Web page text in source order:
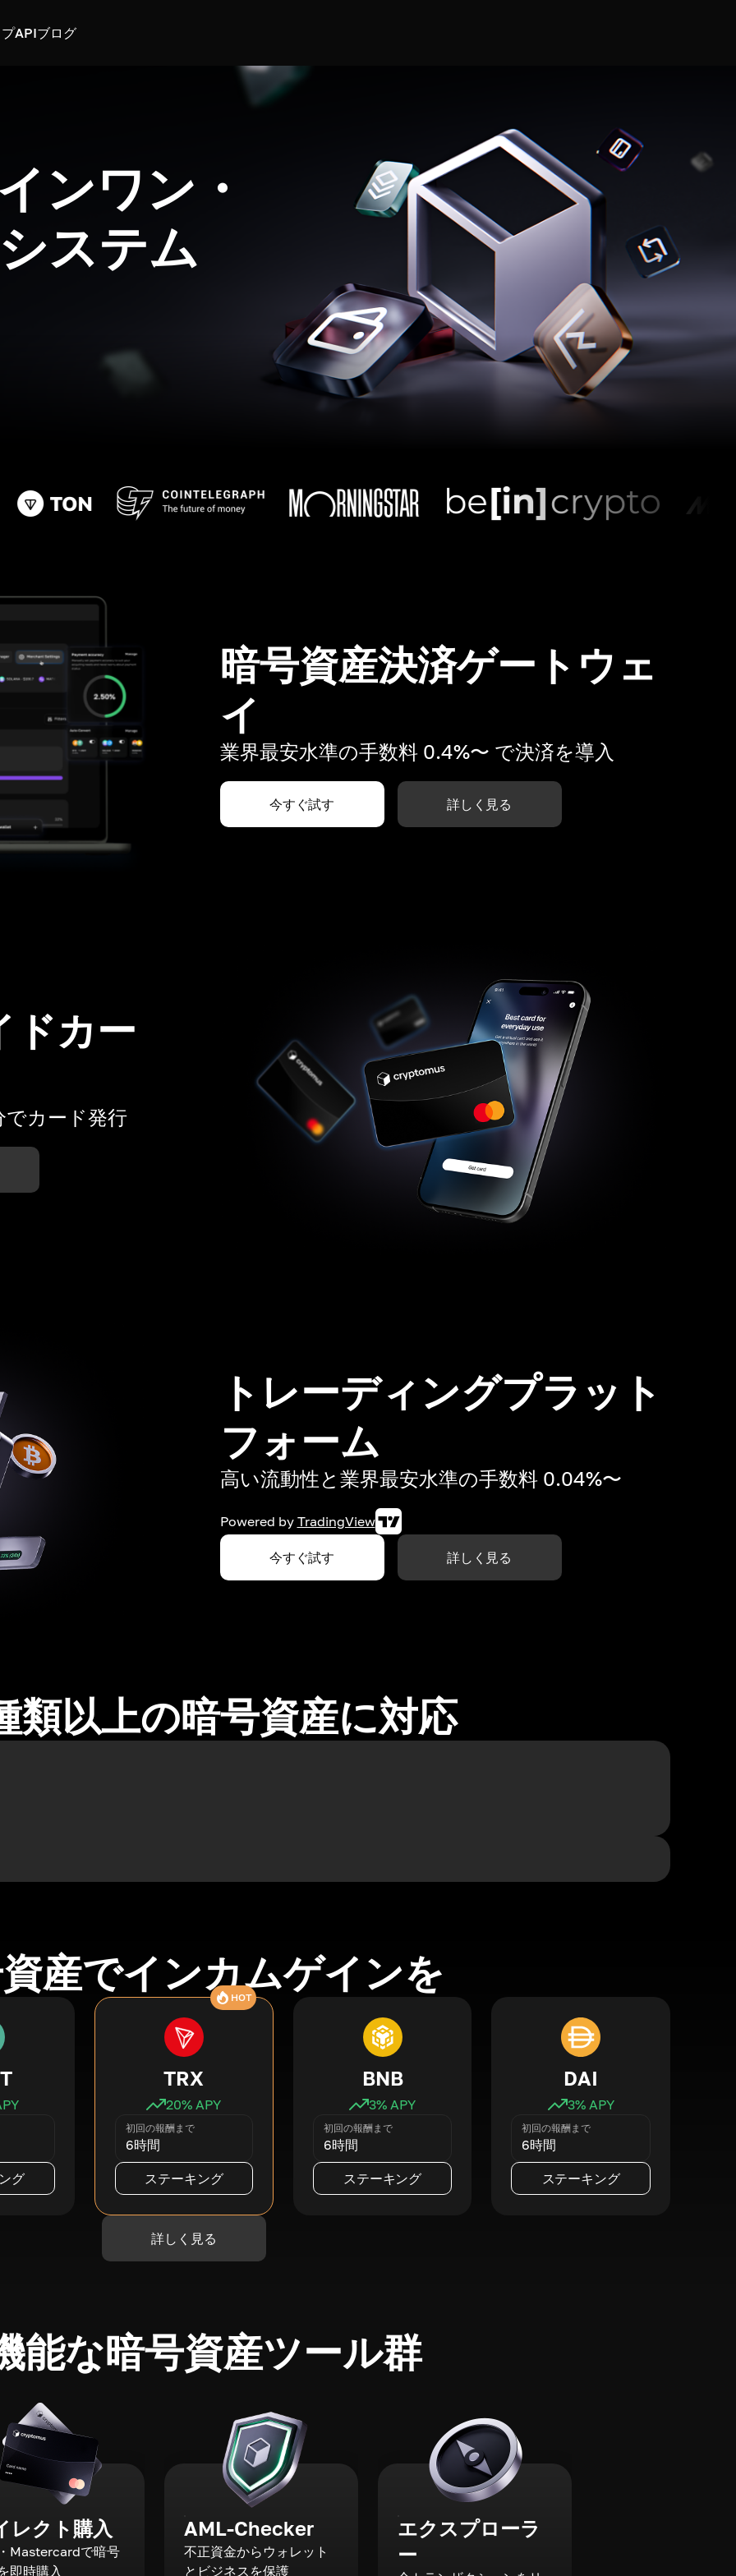
APIブログ
ンワン・
ステム
暗号資産決済ゲートウェ
イ
業界最安水準の手数料 0.4%〜 で決済を導入
今すぐ試す 詳しく見る
ドカー
でカード発行
トレーディングプラット
フォーム
高い流動性と業界最安水準の手数料 0.04%〜
Powered by TradingView
今すぐ試す 詳しく見る
類以上の暗号資産に対応
産でインカムゲインを
グ
HOT
TRX
20% APY
初回の報酬まで
6時間
ステーキング
BNB
3% APY
初回の報酬まで
6時間
ステーキング
DAI
3% APY
初回の報酬まで
6時間
ステーキング
詳しく見る
能な暗号資産ツール群
レクト購入
Mastercardで暗号
即時購入
AML-Checker
不正資金からウォレット
とビジネスを保護
エクスプローラ
ー